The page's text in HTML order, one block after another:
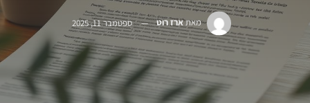
מאתארז רוט ספטמבר 11, 2025